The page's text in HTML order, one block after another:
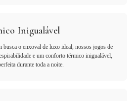
Inigualável
busca o enxoval de luxo ideal, nossos jogos de
e um conforto térmico inigualável,
durante toda a noite.